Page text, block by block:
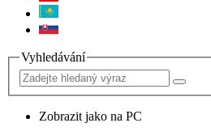
Vyhledávání
Zobrazit jako na PC